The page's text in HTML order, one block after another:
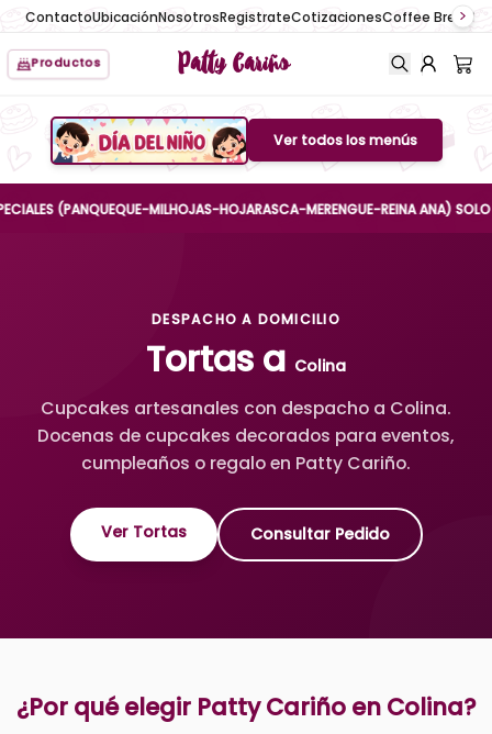
ContactoUbicaciónNosotrosRegistrateCotizacionesCoffee Break
Productos Patty Cariño
Boton de menu
Ver todos los menús
(PANQUEQUE-MILHOJAS-HOJARASCA-MERENGUE-REINA ANA) SOLO
DESPACHO A DOMICILIO
Tortas a Colina
Cupcakes artesanales con despacho a Colina.
Docenas de cupcakes decorados para eventos,
cumpleaños o regalo en Patty Cariño.
Ver Tortas Consultar Pedido
¿Por qué elegir Patty Cariño en Colina?